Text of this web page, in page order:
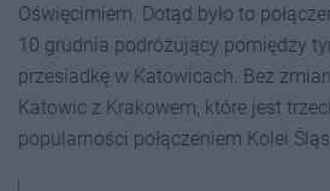
Oświęcimiem. Dotąd było to
10 grudnia podróżujący pomiędzy
przesiadkę w Katowicach. Bez
Katowic z Krakowem, które jest
popularności połączeniem Kolei